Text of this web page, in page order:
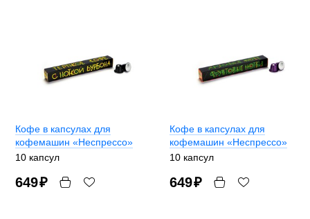
Кофе в капсулах для
кофемашин «Неспрессо»
10 капсул
649₽
Кофе в капсулах для
кофемашин «Неспрессо»
10 капсул
649₽